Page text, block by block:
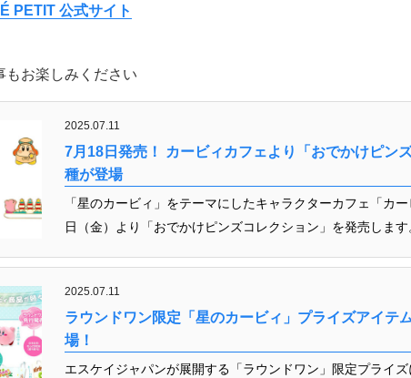
PETIT 公式サイト
お楽しみください
2025.07.11
7月18日発売！ カービィカフェより「おでかけピン
種が登場
「星のカービィ」をテーマにしたキャラクターカフェ「カ
日（金）より「おでかけピンズコレクション」を発売しま
2025.07.11
ラウンドワン限定「星のカービィ」プライズアイテ
場！
エスケイジャパンが展開する「ラウンドワン」限定プライ